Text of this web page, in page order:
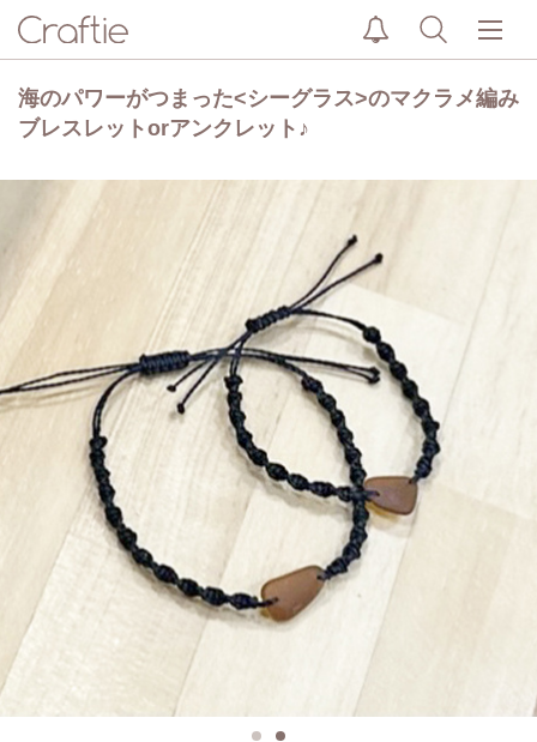
海のパワーがつまった<シーグラス>のマクラメ編み
ブレスレットorアンクレット♪